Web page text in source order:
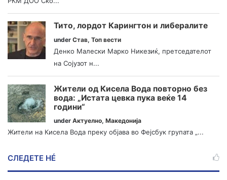
Тито, лордот Карингтон и либералите
under Став, Топ вести
Денко Малески Марко Никезиќ, претседателот
на Сојузот н...
Жители од Кисела Вода повторно без
вода: „Истата цевка пука веќе 14
години“
under Актуелно, Македонија
Жители на Кисела Вода преку објава во Фејсбук групата „...
СЛЕДЕТЕ НÉ